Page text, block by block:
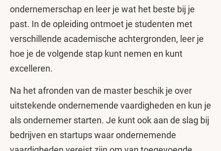
ondernemerschap en leer je wat het beste bij je
past. In de opleiding ontmoet je studenten met
verschillende academische achtergronden, leer je
hoe je de volgende stap kunt nemen en kunt
excelleren.
Na het afronden van de master beschik je over
uitstekende ondernemende vaardigheden en kun je
als ondernemer starten. Je kunt ook aan de slag bij
bedrijven en startups waar ondernemende